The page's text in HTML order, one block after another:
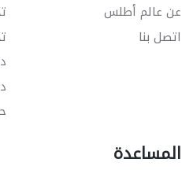
عن عالم أطلس
اتصل بنا
المساعدة